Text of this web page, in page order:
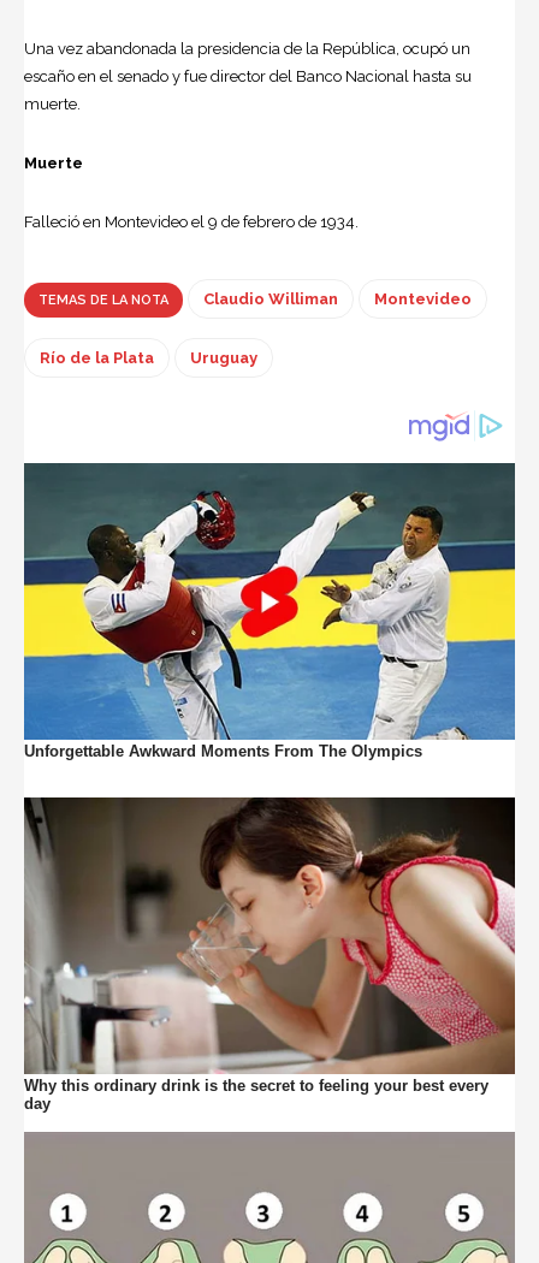
Una vez abandonada la presidencia de la República, ocupó un
escaño en el senado y fue director del Banco Nacional hasta su
muerte.
Muerte
Falleció en Montevideo el 9 de febrero de 1934.
TEMAS DE LA NOTA Claudio Williman Montevideo
Río de la Plata Uruguay